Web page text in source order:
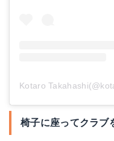
椅子に座ってクラブ